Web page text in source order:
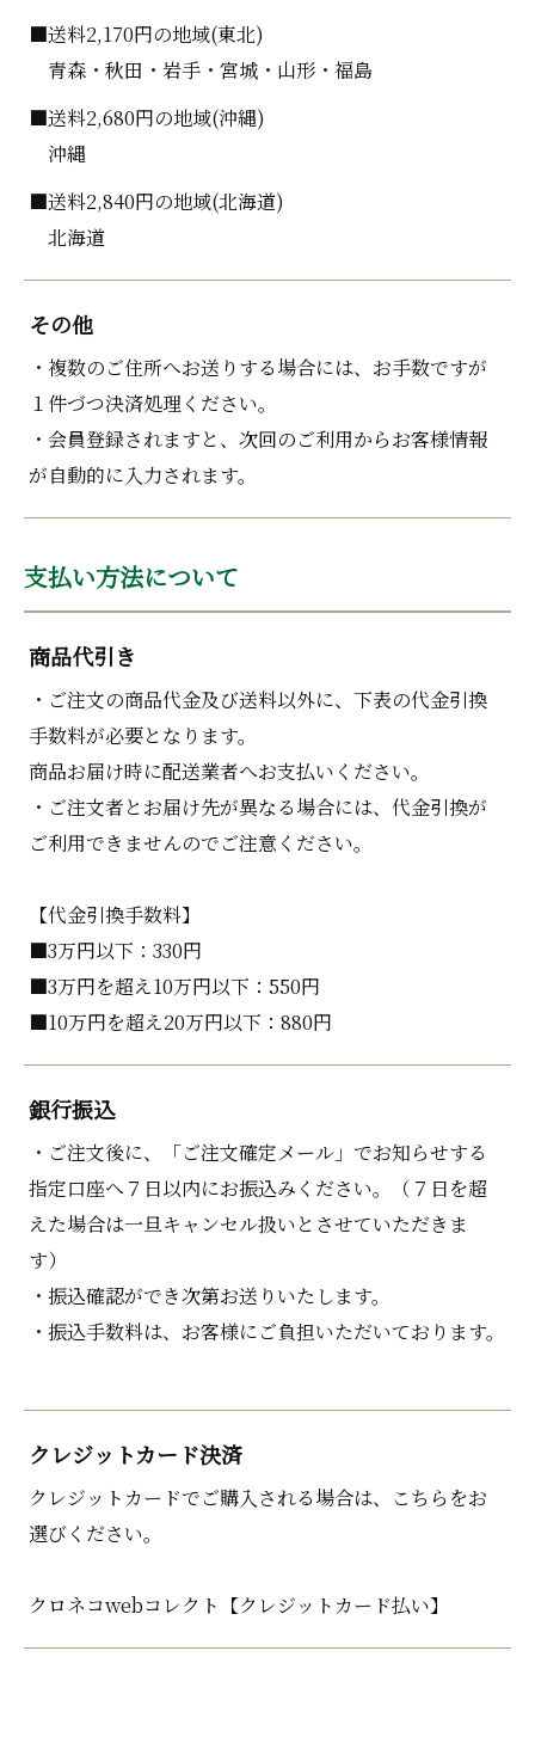
■送料2,170円の地域(東北)
青森・秋田・岩手・宮城・山形・福島
■送料2,680円の地域(沖縄)
沖縄
■送料2,840円の地域(北海道)
北海道
その他
・複数のご住所へお送りする場合には、お手数ですが
１件づつ決済処理ください。
・会員登録されますと、次回のご利用からお客様情報
が自動的に入力されます。
支払い方法について
商品代引き
・ご注文の商品代金及び送料以外に、下表の代金引換
手数料が必要となります。
商品お届け時に配送業者へお支払いください。
・ご注文者とお届け先が異なる場合には、代金引換が
ご利用できませんのでご注意ください。
【代金引換手数料】
■3万円以下：330円
■3万円を超え10万円以下：550円
■10万円を超え20万円以下：880円
銀行振込
・ご注文後に、「ご注文確定メール」でお知らせする
指定口座へ７日以内にお振込みください。（７日を超
えた場合は一旦キャンセル扱いとさせていただきま
す）
・振込確認ができ次第お送りいたします。
・振込手数料は、お客様にご負担いただいております。
クレジットカード決済
クレジットカードでご購入される場合は、こちらをお
選びください。
クロネコwebコレクト【クレジットカード払い】